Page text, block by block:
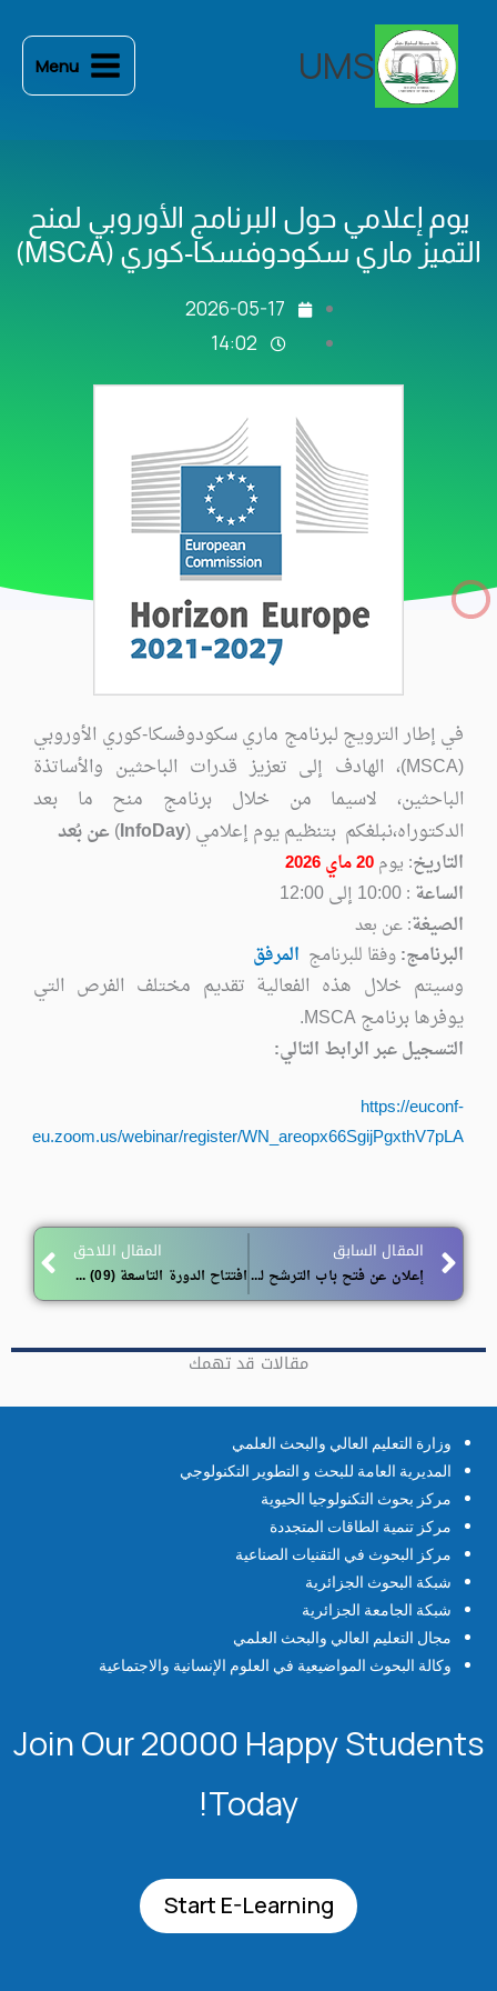
المحتوى
UMS
Menu
يوم إعلامي حول البرنامج الأوروبي لمنح
التميز ماري سكودوفسكا-كوري (MSCA)
2026-05-17
14:02
في إطار الترويج لبرنامج ماري سكودوفسكا-كوري الأوروبي
(MSCA)، الهادف إلى تعزيز قدرات الباحثين والأساتذة
الباحثين، لاسيما من خلال برنامج منح ما بعد
الدكتوراه،نبلغكم بتنظيم يوم إعلامي (InfoDay
) عن بُعد
التاريخ: يوم
الساعة :10:00 إلى 12:00
الصيغة: عن بعد
البرنامج:وفقا للبرنامج المرفق
وسيتم خلال هذه الفعالية تقديم مختلف الفرص التي
يوفرها برنامج MSCA.
التسجيل عبر الرابط التالي:
https://euconf-
eu.zoom.us/webinar/register/WN_areopx66SgijPgxthV7pLA
Prev
المقال السابق
إعلان عن فتح باب الترشح لبرنامج الزمالة كرسي الأمير عبد القادر
المقال اللاحق
افتتاح الدورة التاسعة (09) للترشح من أجل الحصول على التأهيل الجامعي
مقالات قد تهمك
وزارة التعليم العالي والبحث العلمي
المديرية العامة للبحث و التطوير التكنولوجي
مركز بحوث التكنولوجيا الحيوية
مركز تنمية الطاقات المتجددة
مركز البحوث في التقنيات الصناعية
شبكة البحوث الجزائرية
شبكة الجامعة الجزائرية
مجال التعليم العالي والبحث العلمي
وكالة البحوث المواضيعية في العلوم الإنسانية والاجتماعية
Join Our 20000 Happy Students​
Today!
Start E-Learning